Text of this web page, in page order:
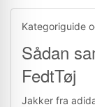
Kategoriguide
Sådan
FedtTøj
Jakker fra